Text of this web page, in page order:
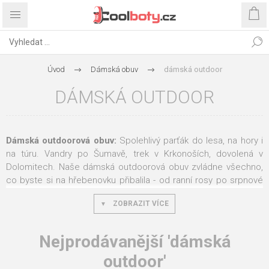
Úvod Dámská obuv dámská outdoor
DÁMSKÁ OUTDOOR
Dámská outdoorová obuv: Spolehlivý parťák do lesa, na hory i
na túru. Vandry po Šumavě, trek v Krkonoších, dovolená v
Dolomitech. Naše dámská outdoorová obuv zvládne všechno,
co byste si na hřebenovku přibalila - od ranní rosy po srpnové
bouřky. Pevná podrážka, membrána a ergonomické kopyto
navržené pro ženskou nohu.
vycházkové
ZOBRAZIT VÍCE
Nejprodávanější 'dámská
outdoor'